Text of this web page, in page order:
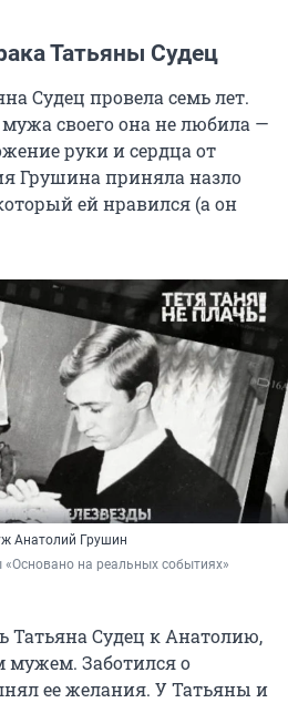
Татьяны Судец
Судец провела семь лет.
своего она не любила —
руки и сердца от
Грушина приняла назло
ей нравился (а он
Анатолий Грушин
на реальных событиях»
Татьяна Судец к Анатолию,
мужем. Заботился о
ее желания. У Татьяны и